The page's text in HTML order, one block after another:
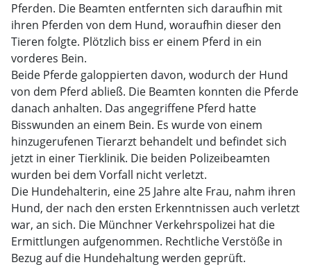
Pferden. Die Beamten entfernten sich daraufhin mit
ihren Pferden von dem Hund, woraufhin dieser den
Tieren folgte. Plötzlich biss er einem Pferd in ein
vorderes Bein.
Beide Pferde galoppierten davon, wodurch der Hund
von dem Pferd abließ. Die Beamten konnten die Pferde
danach anhalten. Das angegriffene Pferd hatte
Bisswunden an einem Bein. Es wurde von einem
hinzugerufenen Tierarzt behandelt und befindet sich
jetzt in einer Tierklinik. Die beiden Polizeibeamten
wurden bei dem Vorfall nicht verletzt.
Die Hundehalterin, eine 25 Jahre alte Frau, nahm ihren
Hund, der nach den ersten Erkenntnissen auch verletzt
war, an sich. Die Münchner Verkehrspolizei hat die
Ermittlungen aufgenommen. Rechtliche Verstöße in
Bezug auf die Hundehaltung werden geprüft.